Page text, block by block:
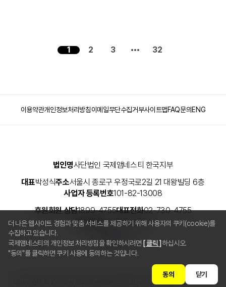
보도자료
1 2 3 32
이용약관개인정보처리방침이메일무단수집거부사이트맵FAQ문의 ENG
법인명사단법인 국제앰네스티 한국지부
대표박성식주소서울시 종로구 우정국로2길 21 대왕빌딩 6층
사업자 등록번호101-82-13008
후원회원 상담1899-4755대표전화02-730-4755
팩스번호02-738-4754
관련 사이트
Copyright © 2025 사단법인 국제앰네스티 한국지부 All Rights Reserved.
더 나은 웹사이트 경험과 맞춤 서비스를 제공하기 위해 사용자의 쿠키(cookie)를
수집하고 있습니다.
국제앰네스티의 개인정보 처리방침을 확인하시려면 [ 클릭 ] 하십시오.
"동의"를 클릭하면 쿠키 사용에 동의하는 것입니다.
동의 닫기